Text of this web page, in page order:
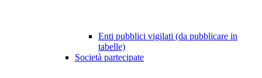
Enti pubblici vigilati (da pubblicare in
tabelle)
Società partecipate